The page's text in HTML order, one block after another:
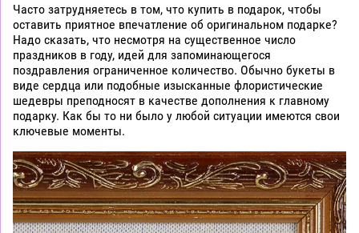
Часто затрудняетесь в том, что купить в подарок, чтобы
оставить приятное впечатление об оригинальном подарке?
Надо сказать, что несмотря на существенное число
праздников в году, идей для запоминающегося
поздравления ограниченное количество. Обычно букеты в
виде сердца или подобные изысканные флористические
шедевры преподносят в качестве дополнения к главному
подарку. Как бы то ни было у любой ситуации имеются свои
ключевые моменты.